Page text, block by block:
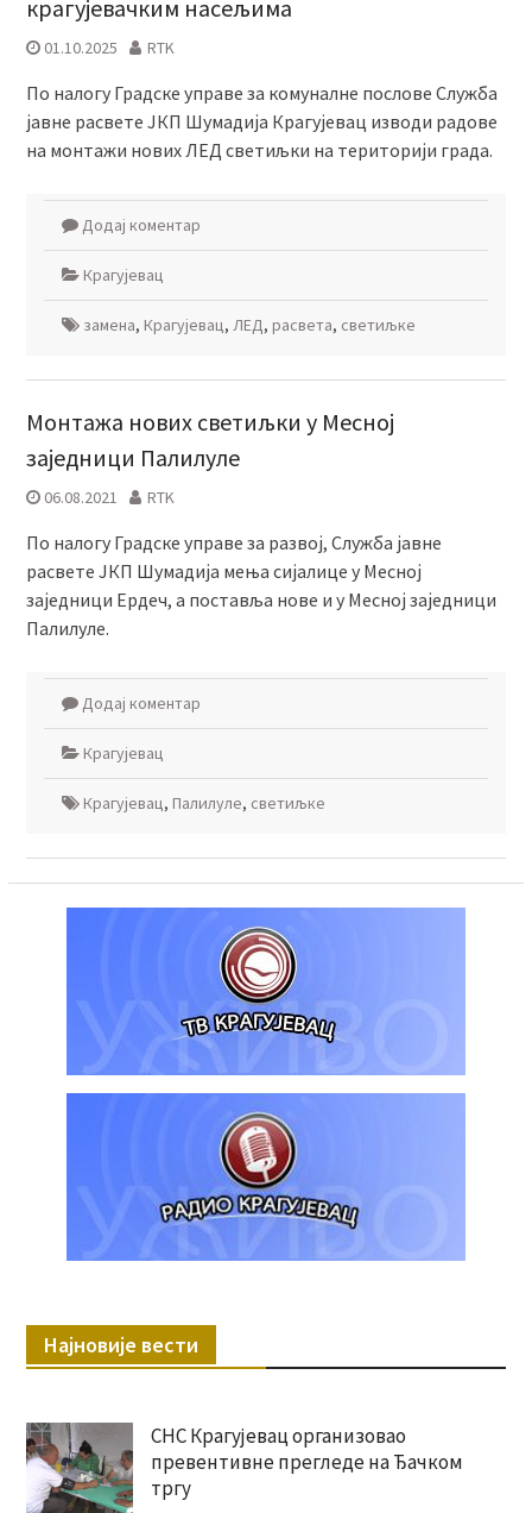
крагујевачким насељима
01.10.2025 RTK
По налогу Градске управе за комуналне послове Служба
јавне расвете ЈКП Шумадија Крагујевац изводи радове
на монтажи нових ЛЕД светиљки на територији града.
Додај коментар
Крагујевац
замена, Крагујевац, ЛЕД, расвета, светиљке
Монтажа нових светиљки у Месној
заједници Палилуле
06.08.2021 RTK
По налогу Градске управе за развој, Служба јавне
расвете ЈКП Шумадија мења сијалице у Месној
заједници Ердеч, а поставља нове и у Месној заједници
Палилуле.
Додај коментар
Крагујевац
Крагујевац, Палилуле, светиљке
Најновије вести
СНС Крагујевац организовао
превентивне прегледе на Ђачком
тргу